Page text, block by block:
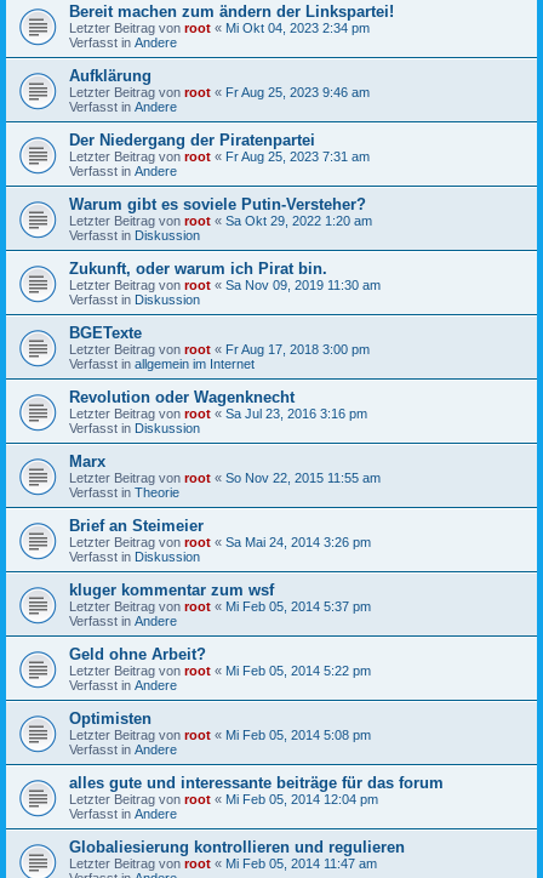
Bereit machen zum ändern der Linkspartei!
Letzter Beitrag von root « Mi Okt 04, 2023 2:34 pm
Verfasst in Andere
Aufklärung
Letzter Beitrag von root « Fr Aug 25, 2023 9:46 am
Verfasst in Andere
Der Niedergang der Piratenpartei
Letzter Beitrag von root « Fr Aug 25, 2023 7:31 am
Verfasst in Andere
Warum gibt es soviele Putin-Versteher?
Letzter Beitrag von root « Sa Okt 29, 2022 1:20 am
Verfasst in Diskussion
Zukunft, oder warum ich Pirat bin.
Letzter Beitrag von root « Sa Nov 09, 2019 11:30 am
Verfasst in Diskussion
BGETexte
Letzter Beitrag von root « Fr Aug 17, 2018 3:00 pm
Verfasst in allgemein im Internet
Revolution oder Wagenknecht
Letzter Beitrag von root « Sa Jul 23, 2016 3:16 pm
Verfasst in Diskussion
Marx
Letzter Beitrag von root « So Nov 22, 2015 11:55 am
Verfasst in Theorie
Brief an Steimeier
Letzter Beitrag von root « Sa Mai 24, 2014 3:26 pm
Verfasst in Diskussion
kluger kommentar zum wsf
Letzter Beitrag von root « Mi Feb 05, 2014 5:37 pm
Verfasst in Andere
Geld ohne Arbeit?
Letzter Beitrag von root « Mi Feb 05, 2014 5:22 pm
Verfasst in Andere
Optimisten
Letzter Beitrag von root « Mi Feb 05, 2014 5:08 pm
Verfasst in Andere
alles gute und interessante beiträge für das forum
Letzter Beitrag von root « Mi Feb 05, 2014 12:04 pm
Verfasst in Andere
Globaliesierung kontrollieren und regulieren
Letzter Beitrag von root « Mi Feb 05, 2014 11:47 am